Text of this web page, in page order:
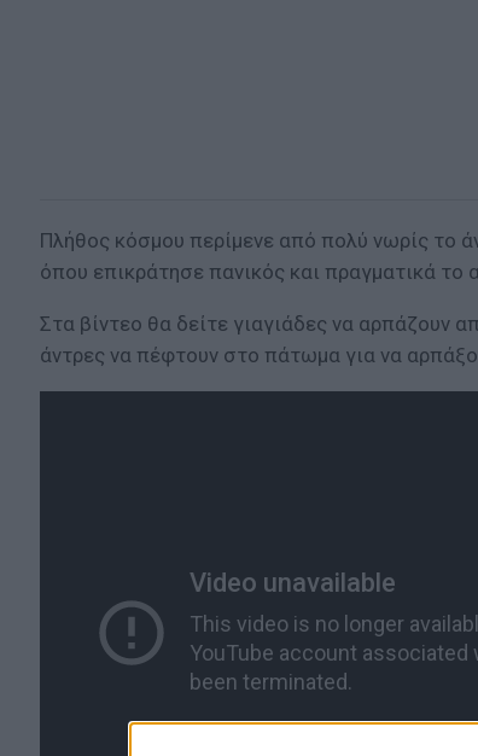
Πλήθος κόσμου περίμενε από πολύ νωρίς το
όπου επικράτησε πανικός και πραγματικά το
Στα βίντεο θα δείτε γιαγιάδες να αρπάζουν
άντρες να πέφτουν στο πάτωμα για να